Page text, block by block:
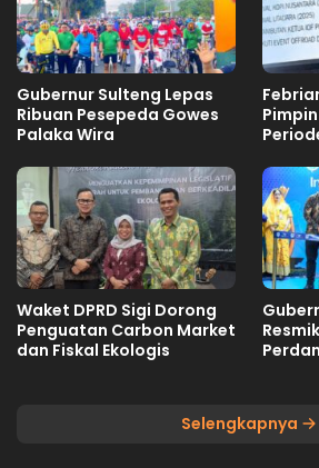
Gubernur Sulteng Lepas
Ribuan Pesepeda Gowes
Palaka Wira
Waket DPRD Sigi Dorong
Penguatan Carbon Market
dan Fiskal Ekologis
Selengkapnya